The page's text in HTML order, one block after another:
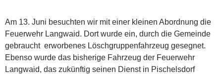
Am 13. Juni besuchten wir mit einer kleinen Abordnung die
Feuerwehr Langwaid. Dort wurde ein, durch die Gemeinde
gebraucht erworbenes Löschgruppenfahrzeug gesegnet.
Ebenso wurde das bisherige Fahrzeug der Feuerwehr
Langwaid, das zukünftig seinen Dienst in Pischelsdorf